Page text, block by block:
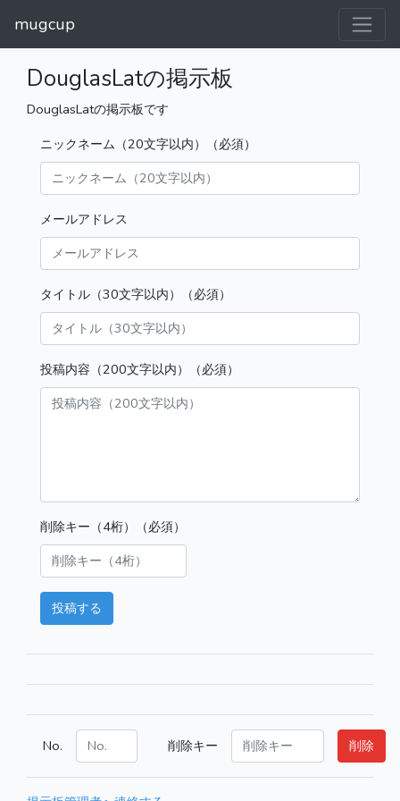
mugcup
DouglasLatの掲示板
DouglasLatの掲示板です
ニックネーム（20文字以内）（必須）
メールアドレス
タイトル（30文字以内）（必須）
投稿内容（200文字以内）（必須）
削除キー（4桁）（必須）
投稿する
No. 削除キー 削除